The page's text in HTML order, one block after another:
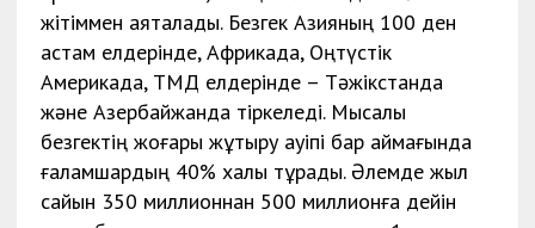
жітіммен аяқталады. Безгек Азияның 100 ден
астам елдерінде, Африкада, Оңтүстік
Америкада, ТМД елдерінде – Тәжікстанда
және Азербайжанда тіркеледі. Мысалы
безгектің жоғары жұқтыру қауіпі бар аймағында
ғаламшардың 40% халқы тұрады. Әлемде жыл
сайын 350 миллионнан 500 миллионға дейін